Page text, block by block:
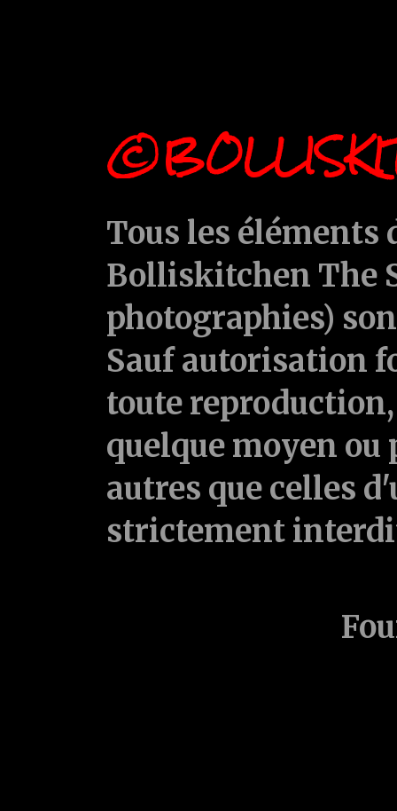
Tous les
Bolliskitchen The
photographies)
Sauf autorisation
toute
quelque moyen ou
autres que celles
strictement